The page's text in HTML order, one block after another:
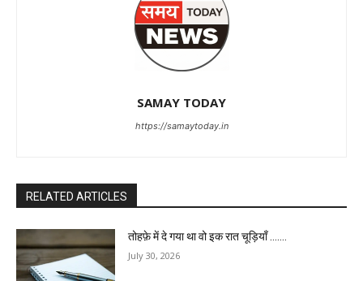
SAMAY TODAY
https://samaytoday.in
RELATED ARTICLES
तोहफ़े में दे गया था वो इक रात चूड़ियाँ …….
July 30, 2026